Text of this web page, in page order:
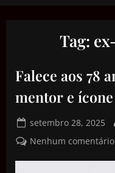
Tag:
Falece aos 78
mentor e
setembro 28, 2025
Nenhum comentário